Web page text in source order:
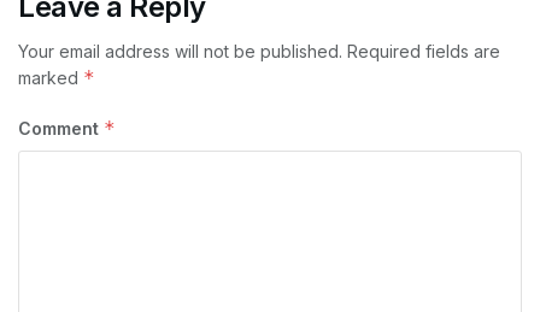
Your email address will not be published. Required fields are
marked *
Comment *